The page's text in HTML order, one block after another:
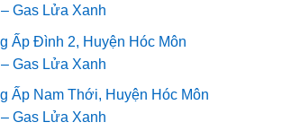
Gas Lửa Xanh
Ấp Đình 2, Huyện Hóc Môn
Gas Lửa Xanh
Ấp Nam Thới, Huyện Hóc Môn
Gas Lửa Xanh